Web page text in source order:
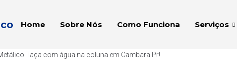
Home Sobre Nós Como Funciona Serviços
Taça com água na coluna em Cambara Pr!